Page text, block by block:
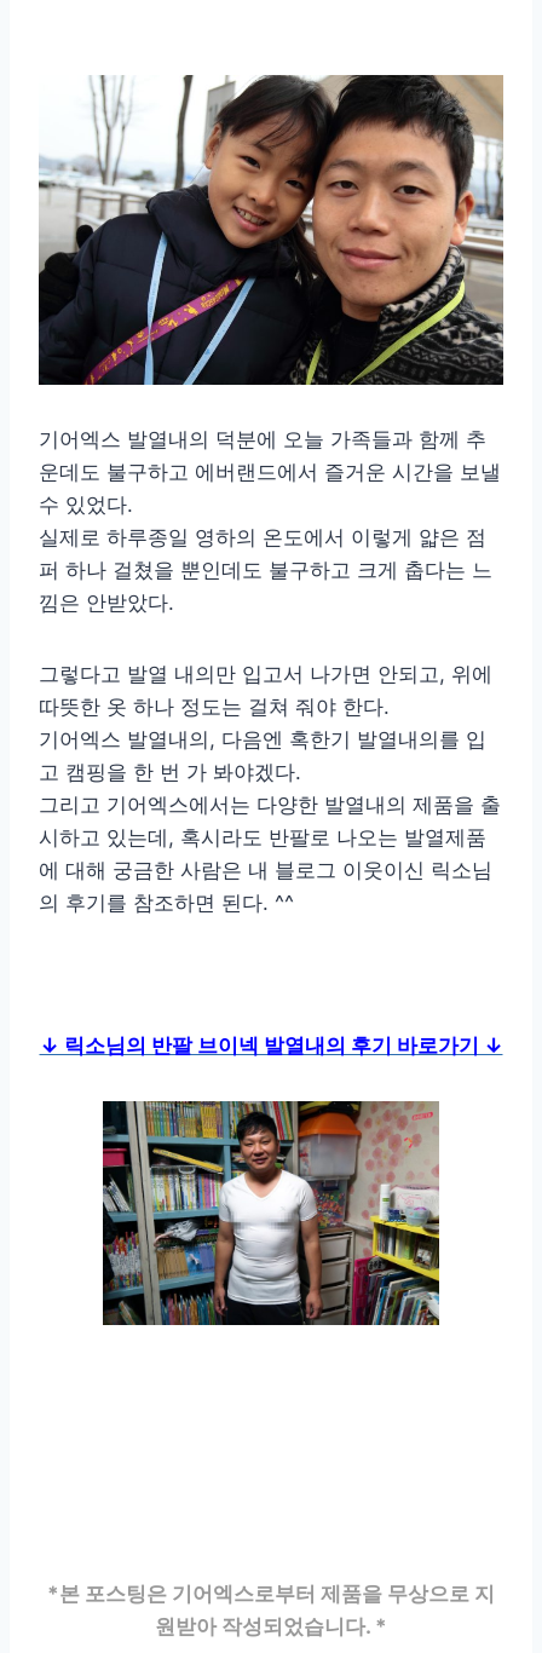
기어엑스 발열내의 덕분에 오늘 가족들과 함께 추
운데도 불구하고 에버랜드에서 즐거운 시간을 보낼
수 있었다.
실제로 하루종일 영하의 온도에서 이렇게 얇은 점
퍼 하나 걸쳤을 뿐인데도 불구하고 크게 춥다는 느
낌은 안받았다.
그렇다고 발열 내의만 입고서 나가면 안되고, 위에
따뜻한 옷 하나 정도는 걸쳐 줘야 한다.
기어엑스 발열내의, 다음엔 혹한기 발열내의를 입
고 캠핑을 한 번 가 봐야겠다.
그리고 기어엑스에서는 다양한 발열내의 제품을 출
시하고 있는데, 혹시라도 반팔로 나오는 발열제품
에 대해 궁금한 사람은 내 블로그 이웃이신 릭소님
의 후기를 참조하면 된다. ^^
↓ 릭소님의 반팔 브이넥 발열내의 후기 바로가기 ↓
*본 포스팅은 기어엑스로부터 제품을 무상으로 지
원받아 작성되었습니다. *